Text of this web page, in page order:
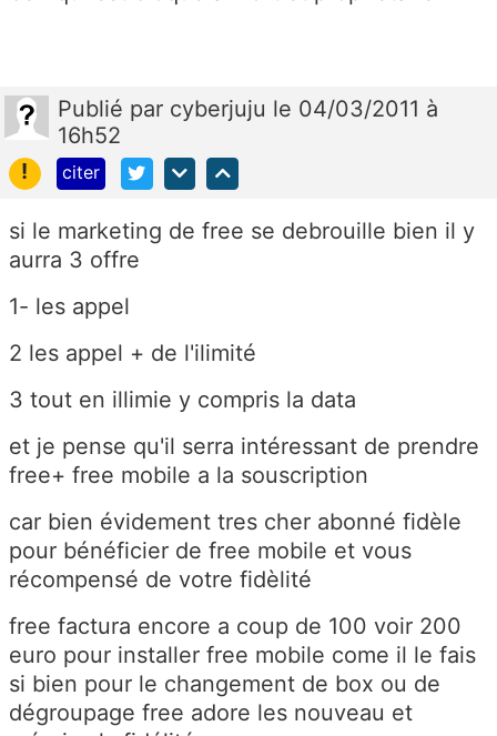
Publié par cyberjuju le 04/03/2011 à
16h52
!
citer
si le marketing de free se debrouille bien il y
aurra 3 offre
1- les appel
2 les appel + de l'ilimité
3 tout en illimie y compris la data
et je pense qu'il serra intéressant de prendre
free+ free mobile a la souscription
car bien évidement tres cher abonné fidèle
pour bénéficier de free mobile et vous
récompensé de votre fidèlité
free factura encore a coup de 100 voir 200
euro pour installer free mobile come il le fais
si bien pour le changement de box ou de
dégroupage free adore les nouveau et